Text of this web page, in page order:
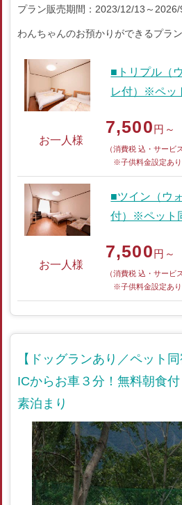
プラン販売期間：2023/12/13～
わんちゃんのお預かりができるプラン
■トリプル（
レ付）※ペッ
お一人様
7,500円～
（消費税 込・サービ
※子供料金設定あり
■ツイン（ウ
付）※ペット
お一人様
7,500円～
（消費税 込・サービ
※子供料金設定あり
【ドッグランあり／ペット
ICからお車３分！無料朝食
素泊まり